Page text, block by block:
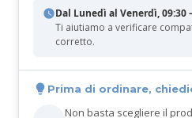
Dal Lunedì al Venerdì, 09:30
Ti aiutiamo a verificare
corretto.
Prima di ordinare,
Non basta scegliere il